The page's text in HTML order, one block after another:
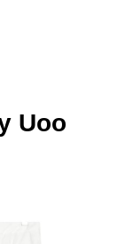
Uoo